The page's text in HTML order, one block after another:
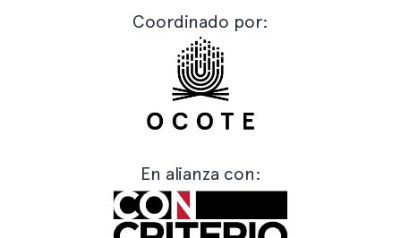
Coordinado por:
En alianza con: